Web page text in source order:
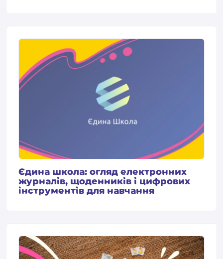
Єдина школа: огляд електронних
журналів, щоденників і цифрових
інструментів для навчання